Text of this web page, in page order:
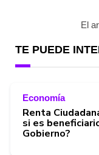
El
TE PUEDE
Economía
Renta
si es
Gobierno?